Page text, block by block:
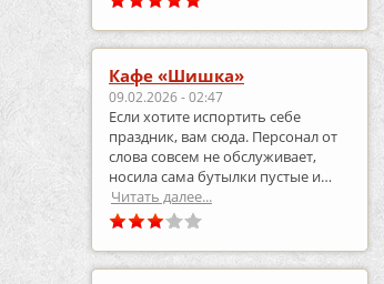
Кафе «Шишка»
09.02.2026 - 02:47
Если хотите испортить себе
праздник, вам сюда. Персонал от
слова совсем не обслуживает,
носила сама бутылки пустые и
приносила полные.
Читать далее...
3 0
Кафе-Бар Бермуды